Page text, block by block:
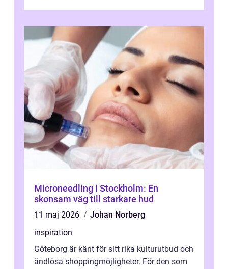
Microneedling i Stockholm: En
skonsam väg till starkare hud
11 maj 2026
Johan Norberg
inspiration
Göteborg är känt för sitt rika kulturutbud och
ändlösa shoppingmöjligheter. För den som